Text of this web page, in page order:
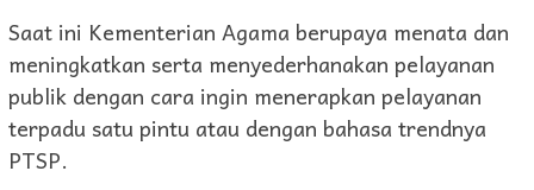
Saat ini Kementerian Agama berupaya menata dan
meningkatkan serta menyederhanakan pelayanan
publik dengan cara ingin menerapkan pelayanan
terpadu satu pintu atau dengan bahasa trendnya
PTSP.